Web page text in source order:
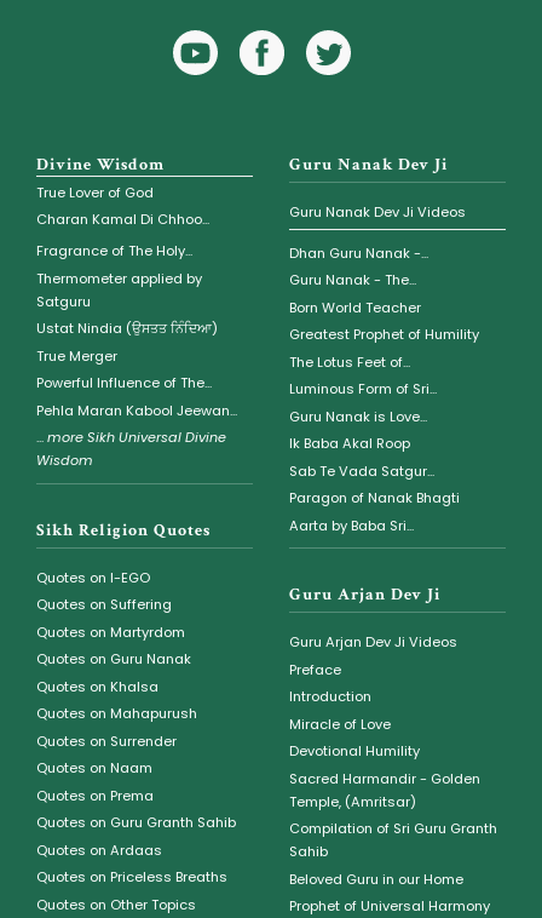
YouTube
Facebook
Icon
Icon
Divine Wisdom
True Lover of God
Charan Kamal Di Chhoo...
Fragrance of The Holy...
Thermometer applied by
Satguru
Ustat Nindia (ਉਸਤਤ ਨਿੰਦਿਆ)
True Merger
Powerful Influence of The...
Pehla Maran Kabool Jeewan...
...more Sikh Universal Divine
Wisdom
Sikh Religion Quotes
Quotes on I-EGO
Quotes on Suffering
Quotes on Martyrdom
Quotes on Guru Nanak
Quotes on Khalsa
Quotes on Mahapurush
Quotes on Surrender
Quotes on Naam
Quotes on Prema
Quotes on Guru Granth Sahib
Quotes on Ardaas
Quotes on Priceless Breaths
Quotes on Other Topics
Guru Nanak Dev Ji
Guru Nanak Dev Ji Videos
Dhan Guru Nanak -...
Guru Nanak - The...
Born World Teacher
Greatest Prophet of Humility
The Lotus Feet of...
Luminous Form of Sri...
Guru Nanak is Love...
Ik Baba Akal Roop
Sab Te Vada Satgur...
Paragon of Nanak Bhagti
Aarta by Baba Sri...
Guru Arjan Dev Ji
Guru Arjan Dev Ji Videos
Preface
Introduction
Miracle of Love
Devotional Humility
Sacred Harmandir - Golden
Temple, (Amritsar)
Compilation of Sri Guru Granth
Sahib
Beloved Guru in our Home
Prophet of Universal Harmony